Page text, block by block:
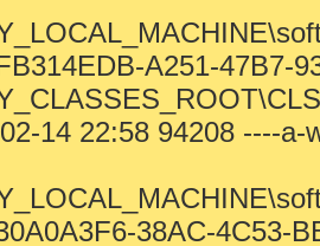
A251-47B7-
14 22:58 94208 ----
38AC-4C53-